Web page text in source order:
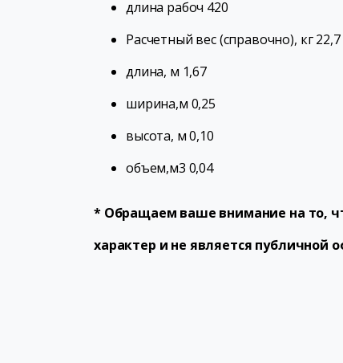
длина рабоч 420
Расчетный вес (справочно), кг 22,7
длина, м 1,67
ширина,м 0,25
высота, м 0,10
объем,м3 0,04
* Обращаем ваше внимание на то,
характер и не является публичной